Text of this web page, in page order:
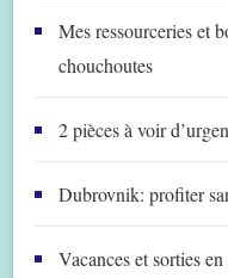
Mes ressourceries et
chouchoutes
2 pièces à voir
Dubrovnik: profiter
Vacances et sorties